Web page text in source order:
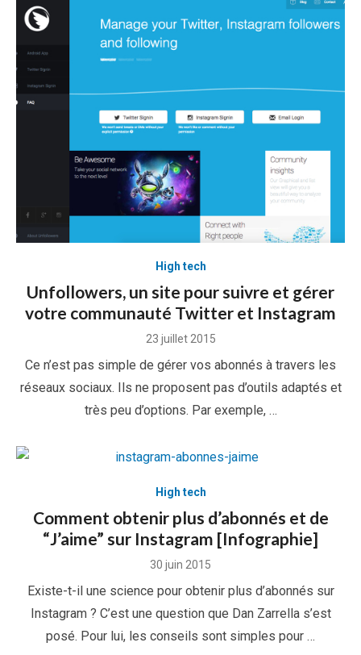
High tech
Unfollowers, un site pour suivre et gérer
votre communauté Twitter et Instagram
Posted
23 juillet 2015
Ce n’est pas simple de gérer vos abonnés à travers les
réseaux sociaux. Ils ne proposent pas d’outils adaptés et
très peu d’options. Par exemple, …
High tech
Comment obtenir plus d’abonnés et de
“J’aime” sur Instagram [Infographie]
Posted
30 juin 2015
Existe-t-il une science pour obtenir plus d’abonnés sur
Instagram ? C’est une question que Dan Zarrella s’est
posé. Pour lui, les conseils sont simples pour …